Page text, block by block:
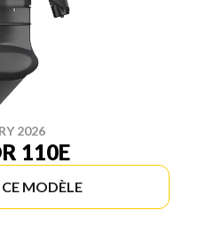
2026
110E
MODÈLE